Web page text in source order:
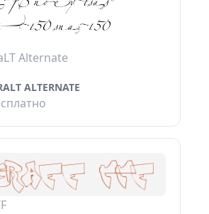
Alternate
ALTERNATE